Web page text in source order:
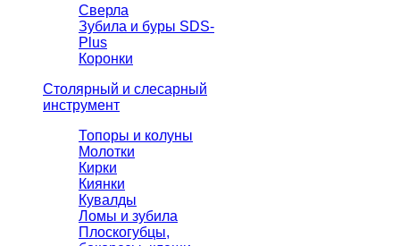
Сверла
Зубила и буры SDS-
Plus
Коронки
Столярный и слесарный
инструмент
Топоры и колуны
Молотки
Кирки
Киянки
Кувалды
Ломы и зубила
Плоскогубцы,